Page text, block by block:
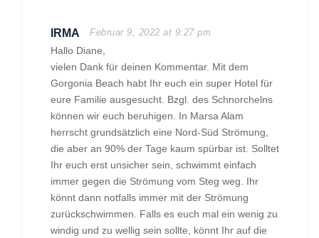
IRMA Februar 9, 2022 at 9:27 pm
Hallo Diane,
vielen Dank für deinen Kommentar. Mit dem
Gorgonia Beach habt Ihr euch ein super Hotel für
eure Familie ausgesucht. Bzgl. des Schnorchelns
können wir euch beruhigen. In Marsa Alam
herrscht grundsätzlich eine Nord-Süd Strömung,
die aber an 90% der Tage kaum spürbar ist. Solltet
Ihr euch erst unsicher sein, schwimmt einfach
immer gegen die Strömung vom Steg weg. Ihr
könnt dann notfalls immer mit der Strömung
zurückschwimmen. Falls es euch mal ein wenig zu
windig und zu wellig sein sollte, könnt Ihr auf die